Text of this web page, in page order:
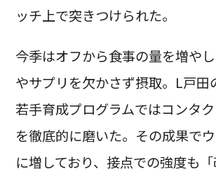
ッチ上で突きつけられた。
今季はオフから食事の量を増や
やサプリを欠かさず摂取。L戸田
若手育成プログラムではコンタ
を徹底的に磨いた。その成果で
に増しており、接点での強度も